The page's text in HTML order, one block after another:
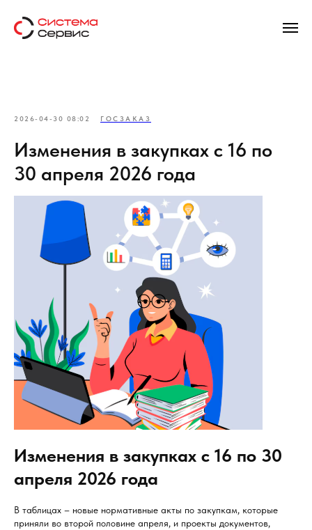
2026-04-30 08:02 ГОСЗАКАЗ
Изменения в закупках с 16 по
30 апреля 2026 года
Изменения в закупках с 16 по 30
апреля 2026 года
В таблицах – новые нормативные акты по закупкам, которые
приняли во второй половине апреля, и проекты документов,